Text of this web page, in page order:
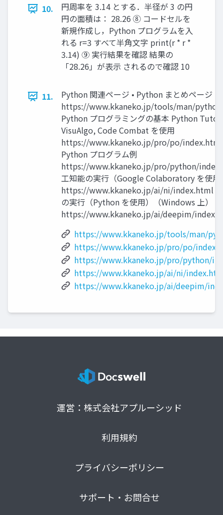
10.
円周率を 3.14 とする．半径が 3 の円
円の面積は： 28.26 ⑧ コードセルを
新規作成し，Python プログラムを入
れる r=3 すべて半角文字 print(r * r *
3.14) ⑨ 実行結果を確認 結果の
「28.26」が表示 されるので確認 10
11.
Python 関連ページ • Python まとめページ
https://www.kkaneko.jp/tools/man/
Python プログラミングの基本 Python Tutor,
VisuAlgo, Code Combat を使用
https://www.kkaneko.jp/pro/po/index.html
Python プログラム例
https://www.kkaneko.jp/pro/python/
工知能の実行（Google Colaboratory を使用
https://www.kkaneko.jp/ai/ni/index.html •
の実行（Python を使用）（Windows 上）
https://www.kkaneko.jp/ai/deepim/
https://www.kkaneko.jp/tools/man/
https://www.kkaneko.jp/pro/po/
https://www.kkaneko.jp/pro/python/
https://www.kkaneko.jp/ai/ni/
https://www.kkaneko.jp/ai/deepim/
運営：株式会社アプルーシッド
利用規約
プライバシーポリシー
サポート・お問合せ